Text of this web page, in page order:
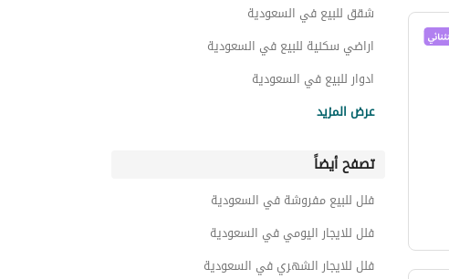
شقق للبيع في السعودية
اراضي سكنية للبيع في السعودية
ادوار للبيع في السعودية
تاون هاوس للبيع في السعودية
غرف للبيع في السعودية
عقارات للبيع في السعودية
عرض المزيد
تصفح أيضاً
فلل للبيع مفروشة في السعودية
فلل للايجار اليومي في السعودية
فلل للايجار الشهري في السعودية